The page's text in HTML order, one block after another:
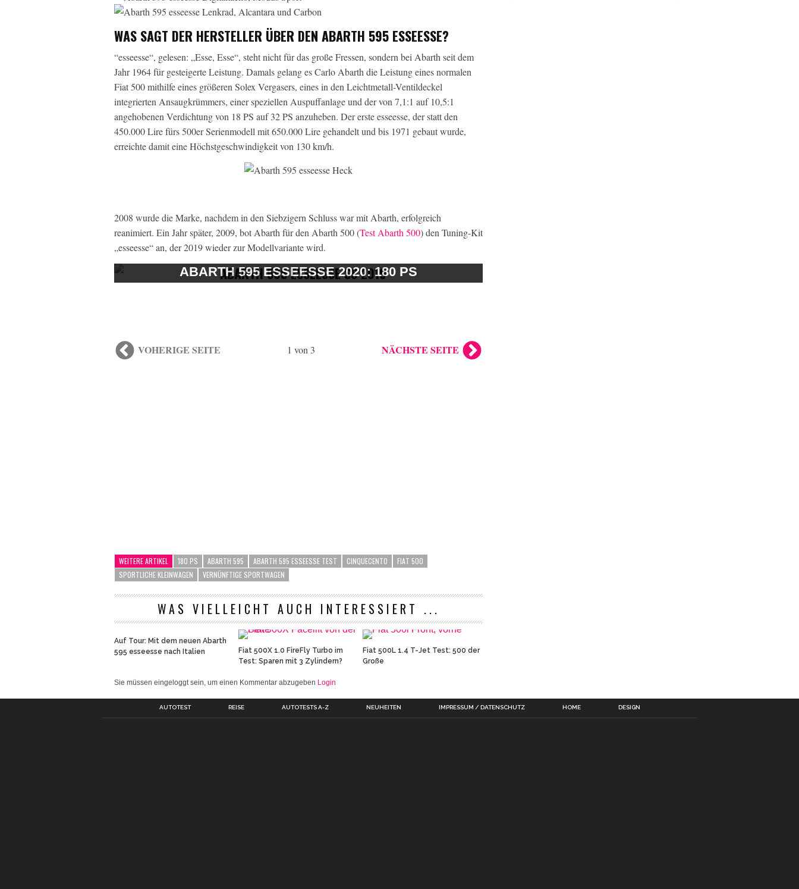
WAS SAGT DER HERSTELLER ÜBER DEN ABARTH 595 ESSEESSE?
“esseesse“, gelesen: „Esse, Esse“, steht nicht für das große Fressen, sondern bei Abarth seit dem
Jahr 1964 für gesteigerte Leistung. Damals gelang es Carlo Abarth die Leistung eines normalen
Fiat 500 mithilfe eines größeren Solex Vergasers, eines in den Leichtmetall-Ventildeckel
integrierten Ansaugkrümmers, einer speziellen Auspuffanlage und der von 7,1:1 auf 10,5:1
angehobenen Verdichtung von 18 PS auf 32 PS anzuheben. Der erste esseesse, der statt den
450.000 Lire fürs 500er Serienmodell mit 650.000 Lire gehandelt und bis 1971 gebaut wurde,
erreichte damit eine Höchstgeschwindigkeit von 130 km/h.
2008 wurde die Marke, nachdem in den Siebzigern Schluss war mit Abarth, erfolgreich
reanimiert. Ein Jahr später, 2009, bot Abarth für den Abarth 500 (Test Abarth 500) den Tuning-Kit
„esseesse“ an, der 2019 wieder zur Modellvariante wird.
ABARTH 595 ESSEESSE 2020: 180 PS
VOHERIGE SEITE 1 von 3 NÄCHSTE SEITE
WEITERE ARTIKEL 180 PS ABARTH 595 ABARTH 595 ESSEESSE TEST CINQUECENTO
FIAT 500
SPORTLICHE KLEINWAGEN
VERNÜNFTIGE SPORTWAGEN
WAS VIELLEICHT AUCH INTERESSIERT ...
Auf Tour: Mit dem neuen Abarth
595 esseesse nach Italien
Fiat 500X 1.0 FireFly Turbo im
Test: Sparen mit 3 Zylindern?
Fiat 500L 1.4 T-Jet Test: 500 der
Große
Sie müssen eingeloggt sein, um einen Kommentar abzugeben Login
AUTOTEST REISE AUTOTESTS A-Z NEUHEITEN IMPRESSUM / DATENSCHUTZ HOME DESIGN